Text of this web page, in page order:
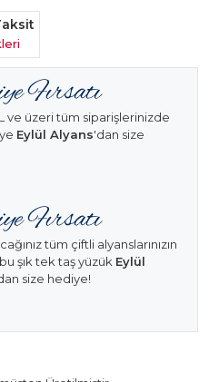
ve üzeri tüm siparişlerinizde
Eylül Alyans'dan size
tüm çiftli alyanslarınızın
şık tek taş yüzük Eylül
size hediye!